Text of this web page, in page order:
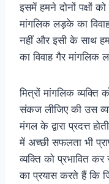
इसमें हमने दोनों पक्षों
मांगलिक लड़के का
नहीं और इसी के साथ
का विवाह गैर मांगलिक
मित्रों मांगलिक व्यक्ति
संकज लीजिए की उस
मंगल के द्वारा प्रदत्त
में अच्छी सफलता भी
व्यक्ति को प्रभावित
का प्रयास करते हैं कि